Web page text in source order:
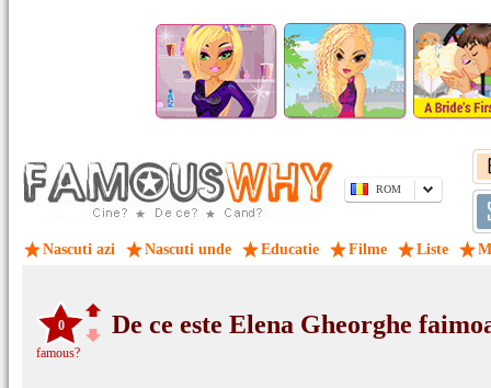
ROM
Nascuti azi Nascuti unde Educatie Filme Liste
0
famous?
De ce este Elena Gheorghe